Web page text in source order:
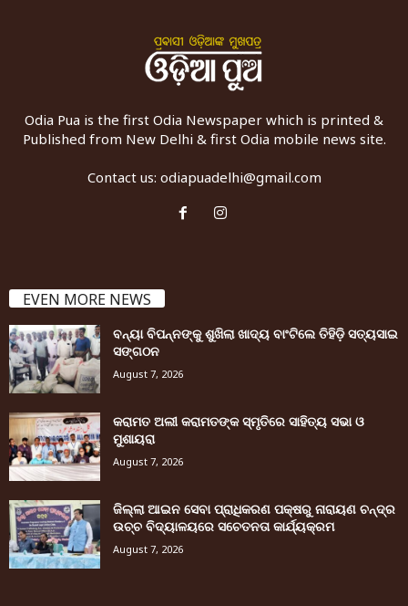
Odia Pua is the first Odia Newspaper which is printed &
Published from New Delhi & first Odia mobile news site.
Contact us: odiapuadelhi@gmail.com
EVEN MORE NEWS
ବନ୍ୟା ବିପନ୍ନଙ୍କୁ ଶୁଖିଲା ଖାଦ୍ୟ ବାଂଟିଲେ ତିହିଡି଼ ସତ୍ୟସାଇ
ସଙ୍ଗଠନ
August 7, 2026
କରାମତ ଅଲୀ କରାମତଙ୍କ ସ୍ମୃତିରେ ସାହିତ୍ୟ ସଭା ଓ
ମୁଶାୟରା
August 7, 2026
ଜିଲ୍ଲା ଆଇନ ସେବା ପ୍ରାଧିକରଣ ପକ୍ଷରୁ ନାରାୟଣ ଚନ୍ଦ୍ର
ଉଚ୍ଚ ବିଦ୍ୟାଳୟରେ ସଚେତନତା କାର୍ଯ୍ୟକ୍ରମ
August 7, 2026